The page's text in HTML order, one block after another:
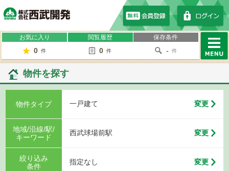
お気に入り
0 件
閲覧履歴
0 件
保存条件
- 件
物件を探す
物件タイプ 一戸建て 変更
地域/沿線/駅/
キーワード
西武球場前駅 変更
絞り込み
条件
指定なし 変更